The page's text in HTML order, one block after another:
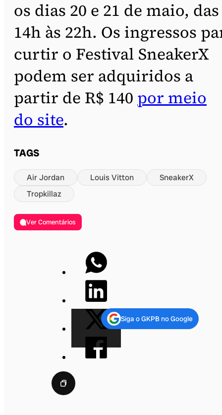
os dias 20 e 21 de maio, das
14h às 22h. Os ingressos
curtir o Festival SneakerX
podem ser adquiridos a
partir de R$ 140 por meio
do site.
TAGS
Air Jordan Louis Vitton
SneakerX
Tropkillaz
Ver Comentários
Siga o GKPB no Google